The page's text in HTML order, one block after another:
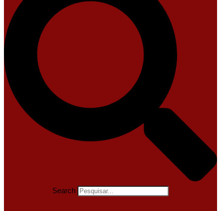
Search